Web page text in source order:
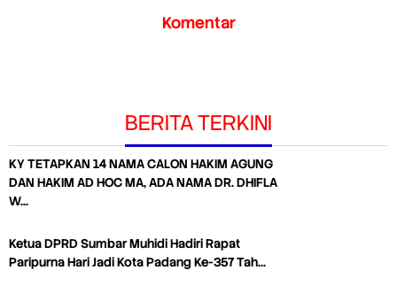
Komentar
BERITA TERKINI
KY TETAPKAN 14 NAMA CALON HAKIM AGUNG
DAN HAKIM AD HOC MA, ADA NAMA DR. DHIFLA
W…
Ketua DPRD Sumbar Muhidi Hadiri Rapat
Paripurna Hari Jadi Kota Padang Ke-357 Tah…